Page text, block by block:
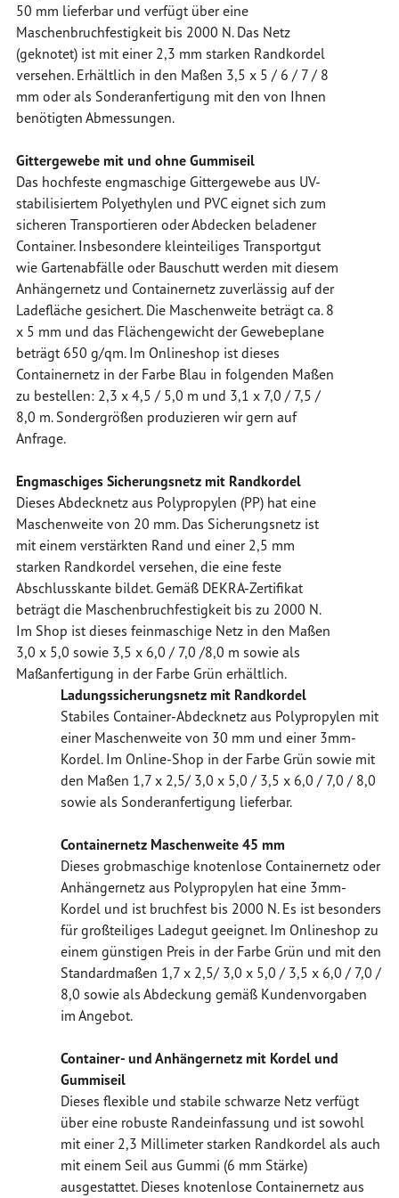
50 mm lieferbar und verfügt über eine
Maschenbruchfestigkeit bis 2000 N. Das Netz
(geknotet) ist mit einer 2,3 mm starken Randkordel
versehen. Erhältlich in den Maßen 3,5 x 5 / 6 / 7 / 8
mm oder als Sonderanfertigung mit den von Ihnen
benötigten Abmessungen.
Gittergewebe mit und ohne Gummiseil
Das hochfeste engmaschige Gittergewebe aus UV-
stabilisiertem Polyethylen und PVC eignet sich zum
sicheren Transportieren oder Abdecken beladener
Container. Insbesondere kleinteiliges Transportgut
wie Gartenabfälle oder Bauschutt werden mit diesem
Anhängernetz und Containernetz zuverlässig auf der
Ladefläche gesichert. Die Maschenweite beträgt ca. 8
x 5 mm und das Flächengewicht der Gewebeplane
beträgt 650 g/qm. Im Onlineshop ist dieses
Containernetz in der Farbe Blau in folgenden Maßen
zu bestellen: 2,3 x 4,5 / 5,0 m und 3,1 x 7,0 / 7,5 /
8,0 m. Sondergrößen produzieren wir gern auf
Anfrage.
Engmaschiges Sicherungsnetz mit Randkordel
Dieses Abdecknetz aus Polypropylen (PP) hat eine
Maschenweite von 20 mm. Das Sicherungsnetz ist
mit einem verstärkten Rand und einer 2,5 mm
starken Randkordel versehen, die eine feste
Abschlusskante bildet. Gemäß DEKRA-Zertifikat
beträgt die Maschenbruchfestigkeit bis zu 2000 N.
Im Shop ist dieses feinmaschige Netz in den Maßen
3,0 x 5,0 sowie 3,5 x 6,0 / 7,0 /8,0 m sowie als
Maßanfertigung in der Farbe Grün erhältlich.
Ladungssicherungsnetz mit Randkordel
Stabiles Container-Abdecknetz aus Polypropylen mit
einer Maschenweite von 30 mm und einer 3mm-
Kordel. Im Online-Shop in der Farbe Grün sowie mit
den Maßen 1,7 x 2,5/ 3,0 x 5,0 / 3,5 x 6,0 / 7,0 / 8,0
sowie als Sonderanfertigung lieferbar.
Containernetz Maschenweite 45 mm
Dieses grobmaschige knotenlose Containernetz oder
Anhängernetz aus Polypropylen hat eine 3mm-
Kordel und ist bruchfest bis 2000 N. Es ist besonders
für großteiliges Ladegut geeignet. Im Onlineshop zu
einem günstigen Preis in der Farbe Grün und mit den
Standardmaßen 1,7 x 2,5/ 3,0 x 5,0 / 3,5 x 6,0 / 7,0 /
8,0 sowie als Abdeckung gemäß Kundenvorgaben
im Angebot.
Container- und Anhängernetz mit Kordel und
Gummiseil
Dieses flexible und stabile schwarze Netz verfügt
über eine robuste Randeinfassung und ist sowohl
mit einer 2,3 Millimeter starken Randkordel als auch
mit einem Seil aus Gummi (6 mm Stärke)
ausgestattet. Dieses knotenlose Containernetz aus